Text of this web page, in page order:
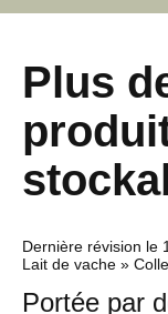
Plus
Dernière révision le
Lait de vache »
Portée par